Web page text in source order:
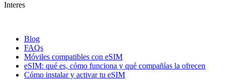
Interes
Blog
FAQs
Móviles compatibles con eSIM
eSIM: qué es, cómo funciona y qué compañías la ofrecen
Cómo instalar y activar tu eSIM